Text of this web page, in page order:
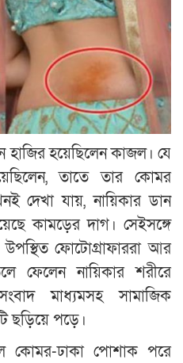
হাজির হয়েছিলেন কাজল। যে
তাতে তার কোমর
দেখা যায়, নায়িকার ডান
কামড়ের দাগ। সেইসঙ্গে
ফোটোগ্রাফাররা আর
ফেলেন নায়িকার শরীরে
মাধ্যমসহ সামাজিক
ছড়িয়ে পড়ে।
কোমর-ঢাকা পোশাক পরে